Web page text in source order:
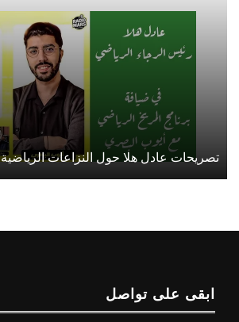
تصريحات عادل هلا حول النزاعات الرياضية
ابقى على تواصل